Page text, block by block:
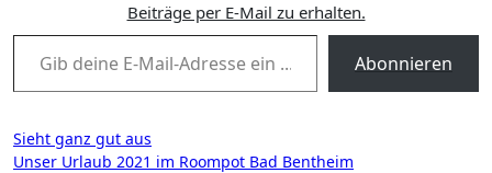
Beiträge per E-Mail zu erhalten.
Gib deine E-Mail-Adresse ein ...
Abonnieren
Beitragsnavigation
Sieht ganz gut aus
Unser Urlaub 2021 im Roompot Bad Bentheim